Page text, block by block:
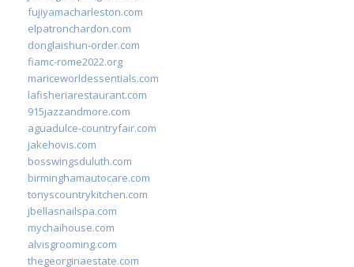
fujiyamacharleston.com
elpatronchardon.com
donglaishun-order.com
fiamc-rome2022.org
mariceworldessentials.com
lafisheriarestaurant.com
915jazzandmore.com
aguadulce-countryfair.com
jakehovis.com
bosswingsduluth.com
birminghamautocare.com
tonyscountrykitchen.com
jbellasnailspa.com
mychaihouse.com
alvisgrooming.com
thegeorginaestate.com